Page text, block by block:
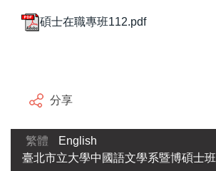
碩士在職專班112.pdf
分享
繁體
English
臺北市立大學中國語文學系暨博碩士班